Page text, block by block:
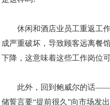
休闲和酒店业员工重返工作
成严重破坏，导致顾客远离餐
下降，这意味着这些工作岗位
此外，回到鲍威尔的话——“
储誓言要“提前很久”向市场发